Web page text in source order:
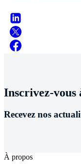
Inscrivez-vous
Recevez nos
À propos